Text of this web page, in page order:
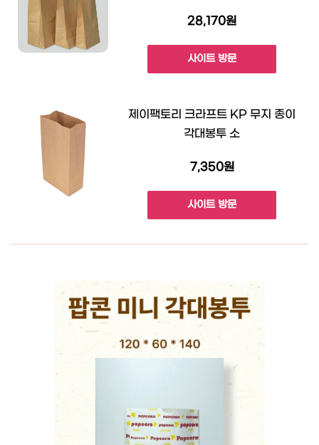
28,170원
사이트 방문
제이팩토리 크라프트 KP 무지 종이
각대봉투 소
7,350원
사이트 방문